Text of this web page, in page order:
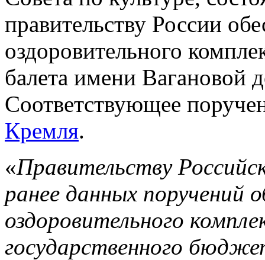
правительству России
оздоровительного
балета имени Вагановой
Соответствующее
Кремля.
«Правительству
ранее данных поручений
оздоровительного
государственного